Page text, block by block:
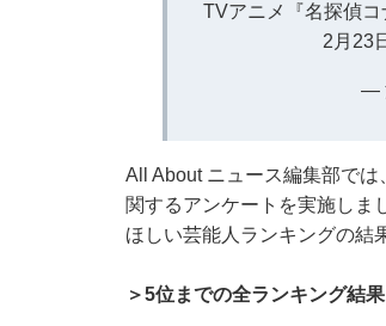
TVアニメ『名探偵コ
2月23
—
All About ニュース編集部で
関するアンケートを実施しま
ほしい芸能人ランキングの結
＞5位までの全ランキング結